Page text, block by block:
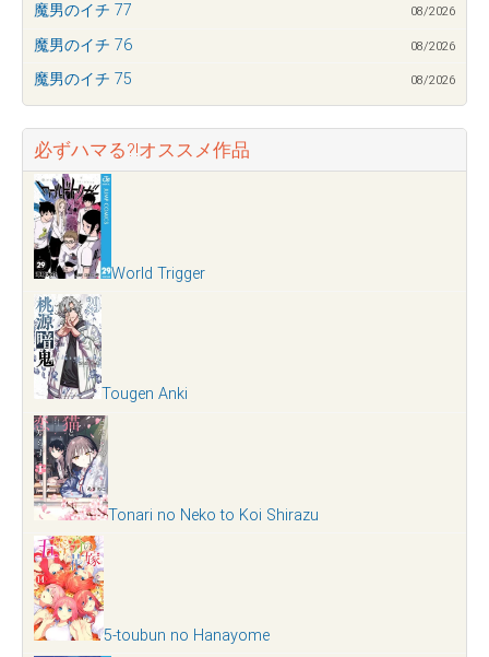
魔男のイチ 77 08/2026
魔男のイチ 76 08/2026
魔男のイチ 75 08/2026
必ずハマる?!オススメ作品
World Trigger
Tougen Anki
Tonari no Neko to Koi Shirazu
5-toubun no Hanayome